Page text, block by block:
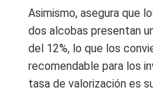
Asimismo, asegura que
dos alcobas presentan
del 12%, lo que los
recomendable para los
tasa de valorización es